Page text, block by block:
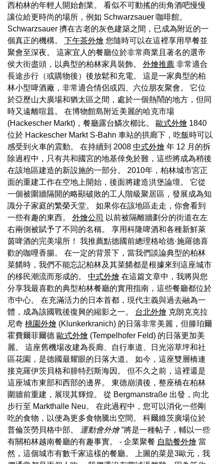
西柏林的年輕人開始創業。 看似不可動搖的街角酒吧慢慢
讓位給更時尚的場所，例如 Schwarzsauer 咖啡館。
Schwarzsauer 擠在古老的灰色建築之間，已成為附近的一
個真正的機構。 下午茶外燴 您隨時可以在這裡享用早餐並
聚會至深夜。 這家宜人的餐廳位於非常商業且著名的選帝
侯大街盡頭，以典型的柏林家具裝飾。 外燴推薦 非常適合
長途步行（或購物後）後放鬆和充電。 這是一家典型的柏
林小型啤酒廠，非常適合情侶或四、六位朋友聚會。 它位
於亞歷山大廣場和猶太區之間，處於一個熱鬧的地方，但同
時又遠離喧囂。 在博物館島附近美麗的哈克市場
(Hackescher Markt)，餐廳露台鱗次櫛比。
歐式外燴 1840
位於 Hackescher Markt S-Bahn 車站的拱廊下，吃飯時可以
感受到火車的震動。 在持續到 2008 中式外燴 年 12 月的拆
除過程中，只有共和國宮的地基倖免於難，這些將成為稍後
在該地區建造的新設施的一部分。 2010年，柏林城市宮正
面的重建工作在空地上開始，後面將建造洪堡論壇。 它從
一個被圍牆隔開的略顯破敗的工人階級聚居區，發展成為知
識分子家庭的繁榮天堂。 如果你在該地區走走，你會看到
一些有趣的東西。 外燴公司
以前被隔離牆劃分的街道在左
右兩側被賦予了不同的名稱。 享用科隆啤酒和各種新鮮萊
茵啤酒的完美場所！ 我推薦點德國前總理格哈德·施羅德喜
歡的咖哩香腸。 在一定的背景下，當我們談論典型的柏林
菜餚時，我們不能忘記柏林及其菜餚都是根據來到這座城市
的移民潮流而形成的。 中式外燴 在這篇文章中，我將與您
分享我最喜歡的典型柏林餐廳的實用指南，這些餐廳都位於
市中心。 在充滿活力的日本首都，現代主義與過去融為一
體，成為該國戰後復興的縮影之一。 台北外燴 克朗克克拉
尼奇 桃園外燴 (Klunkerkranich) 的日落非常美麗，但滕珀爾
霍費爾菲爾德 歐式外燴 (Tempelhofer Feld) 的日落更加美
麗。 這座舊機場改建為長廊、自行車道、日光浴草坪和社
區花園，是德國最耀眼的日落大道。 如今，這座雙層橋連
接克羅伊茨貝格和腓特烈斯海因。 但不久之前，這裡還是
這座城市東部和西部的邊界。 東德崩潰後，整座橋在柏林
圍牆前重建，展現其輝煌。 從 Bergmanstraße 出發，向北
步行至 Markthalle Neu。 在此過程中，您可以消化一些剛
吃的食物，以便為更多食物騰出空間。 科爾維茨廣場位於
普倫茨勞貝格中部。
運動會外燴”將是一種帖子，輔以一些
有關柏林越南餐廳的有趣事實。 - 企業聚餐 自助餐外燴 當
然，這個城市有數千家這樣的餐廳。 上圖的菜是3歐元，我